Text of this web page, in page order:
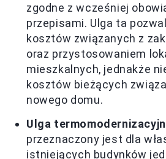
zgodne z wcześniej
przepisami. Ulga ta
kosztów związanych z
oraz przystosowaniem
mieszkalnych, jednakże
kosztów bieżących
nowego domu.
Ulga
przeznaczony jest dla
istniejących budynków